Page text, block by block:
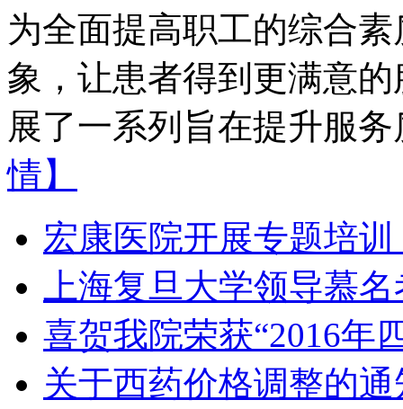
为全面提高职工的综合
象，让患者得到更满意
展了一系列旨在提升服
情】
宏康医院开展专题培
上海复旦大学领导慕
喜贺我院荣获“2016年
关于西药价格调整的通